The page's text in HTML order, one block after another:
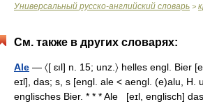
Универсальный русско-английский словарь >
См. также в других словарях:
Ale — 〈[ ɛıl] n. 15; unz.〉 helles engl. Bier
eɪl], das; s, s [engl. ale < aengl. (e)alu, H.
englisches Bier. * * * Ale [eɪl, englisch]